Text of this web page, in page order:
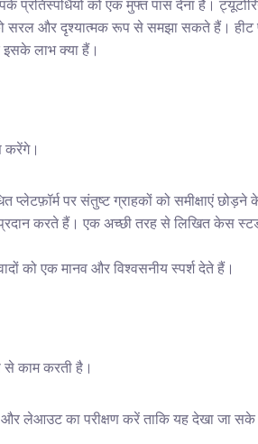
को एक मुफ्त पास देना है।
और दृश्यात्मक रूप से समझा सकते हैं। हीट
इसके लाभ क्या हैं।
करेंगे।
पर संतुष्ट ग्राहकों को समीक्षाएं
करते हैं। एक अच्छी तरह से लिखित केस
को एक मानव और विश्वसनीय स्पर्श देते हैं।
काम करती है।
लेआउट का परीक्षण करें ताकि यह देखा जा